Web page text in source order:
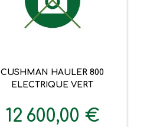
CUSHMAN HAULER 800
ELECTRIQUE VERT
12 600,00 €